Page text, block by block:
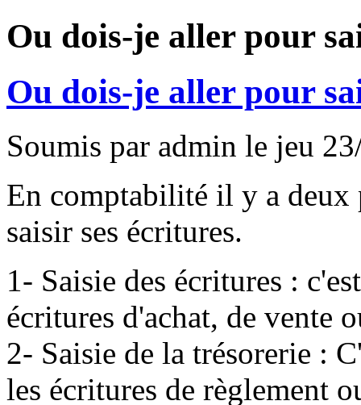
Ou dois-je aller pour
Ou dois-je aller pour
Soumis par admin le jeu
En comptabilité il y a deux
saisir ses écritures.
1- Saisie des écritures :
écritures d'achat, de vente
2- Saisie de la trésorerie :
les écritures de règlement